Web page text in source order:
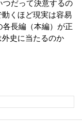
つだって決意するの
くほど現実は容易
各長編（本編）が正
史に当たるのか